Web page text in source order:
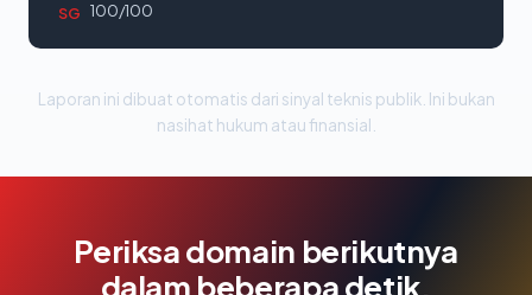
SG 100/100
Laporan ini dibuat otomatis dari sinyal teknis publik. Ini bukan
nasihat hukum atau finansial.
Periksa domain berikutnya
dalam beberapa detik.